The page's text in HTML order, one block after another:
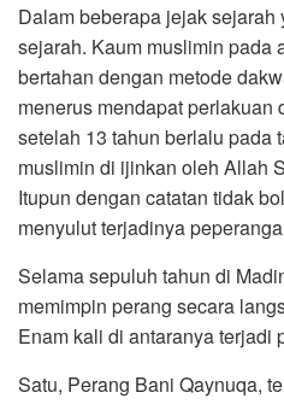
Dalam beberapa jejak
sejarah. Kaum muslimin pada
bertahan dengan metode
menerus mendapat perlakuan
setelah 13 tahun berlalu pada
muslimin di ijinkan oleh Allah
Itupun dengan catatan tidak
menyulut terjadinya
Selama sepuluh tahun di
memimpin perang secara
Enam kali di antaranya terjadi
Satu, Perang Bani Qaynuqa,